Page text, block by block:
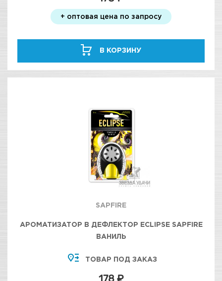
+ оптовая цена по запросу
В КОРЗИНУ
SAPFIRE
АРОМАТИЗАТОР В ДЕФЛЕКТОР ECLIPSE SAPFIRE
ВАНИЛЬ
ТОВАР ПОД ЗАКАЗ
178 ₽